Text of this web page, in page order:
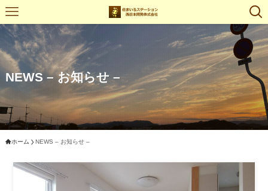
NEWS – お知らせ –
ホーム NEWS – お知らせ –